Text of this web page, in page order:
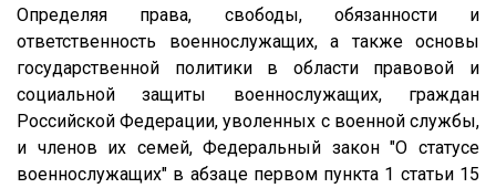
Определяя права, свободы, обязанности и
ответственность военнослужащих, а также основы
государственной политики в области правовой и
социальной защиты военнослужащих, граждан
Российской Федерации, уволенных с военной службы,
и членов их семей, Федеральный закон "О статусе
военнослужащих" в абзаце первом пункта 1 статьи 15